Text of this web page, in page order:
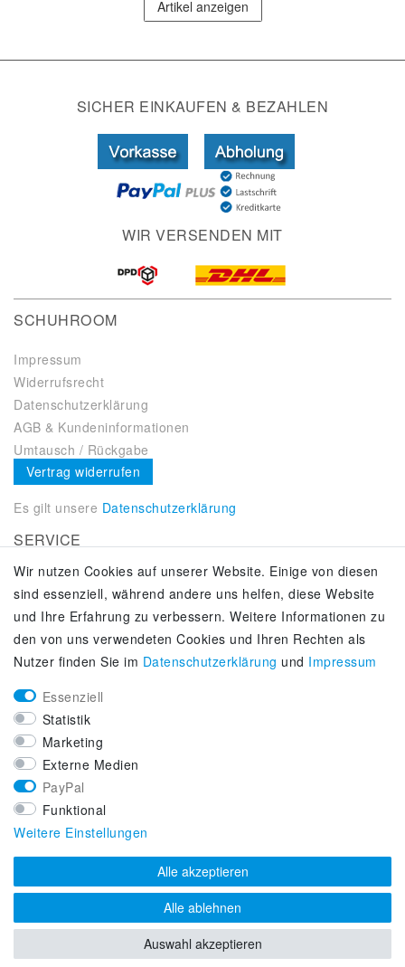
Artikel anzeigen
SICHER EINKAUFEN & BEZAHLEN
WIR VERSENDEN MIT
SCHUHROOM
Impressum
Widerrufsrecht
Datenschutzerklärung
AGB & Kundeninformationen
Umtausch / Rückgabe
Vertrag widerrufen
Es gilt unsere Datenschutzerklärung
SERVICE
Kontakt
Zahlung & Versand
Über uns
Selbstabholung
Adiletten online kaufen
KUNDENSERVICE
Lifestyle & Fashion Sneaker Fachhandel
Top-Sneaker Modelle ausgewählter Marken
Kostenloser Versand ab 40 € deutschlandweit
Kostenloser Rückversand deutschlandweit
Versandfertig innerhalb 24h
Zahlung auf Rechnung (via PayPalPlus)
Wir nutzen Cookies auf unserer Website. Einige von diesen
sind essenziell, während andere uns helfen, diese Website
und Ihre Erfahrung zu verbessern. Weitere Informationen zu
den von uns verwendeten Cookies und Ihren Rechten als
Nutzer finden Sie im Daten­schutz­erklärung und Impressum
Essenziell
Statistik
Marketing
Externe Medien
PayPal
Funktional
Weitere Einstellungen
Alle akzeptieren
Alle ablehnen
Auswahl akzeptieren